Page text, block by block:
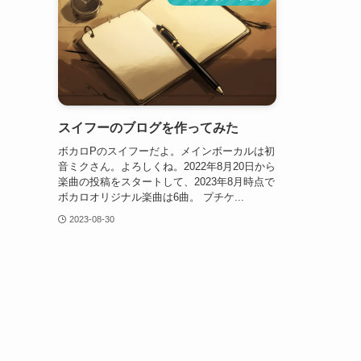
スイフーのブログを作ってみた
ボカロPのスイフーだよ。メインボーカルは初
音ミクさん。よろしくね。2022年8月20日から
楽曲の投稿をスタートして、2023年8月時点で
ボカロオリジナル楽曲は6曲。 プチケ...
2023-08-30